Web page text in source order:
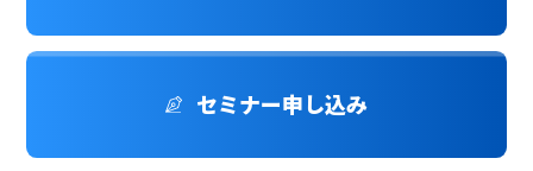
セミナー申し込み